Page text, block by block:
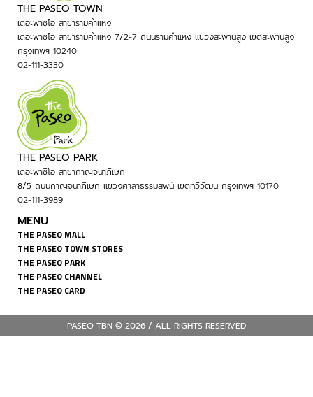
THE PASEO TOWN
เดอะพาซิโอ สาขารามคำแหง
เดอะพาซิโอ สาขารามคำแหง 7/2-7 ถนนรามคำแหง แขวงสะพานสูง เขตสะพานสูง
กรุงเทพฯ 10240
02-111-3330
THE PASEO PARK
เดอะพาซิโอ สาขากาญจนาภิเษก
8/5 ถนนกาญจนาภิเษก แขวงศาลาธรรมสพน์ เขตทวีวัฒน กรุงเทพฯ 10170
02-111-3989
MENU
THE PASEO MALL
THE PASEO TOWN STORES
THE PASEO PARK
THE PASEO CHANNEL
THE PASEO CARD
PASEO TBN © 2026 / ALL RIGHTS RESERVED